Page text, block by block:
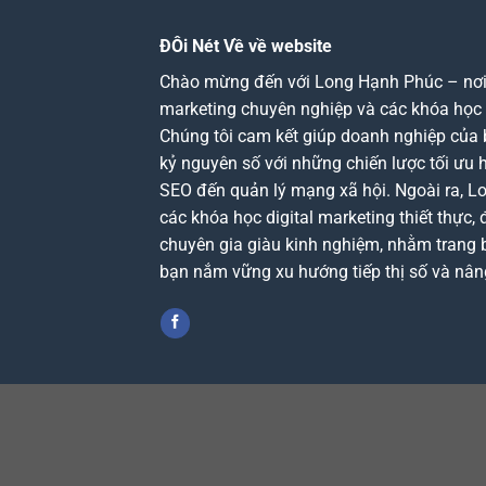
ĐÔi Nét Về về website
Chào mừng đến với Long Hạnh Phúc –
marketing chuyên nghiệp và các khóa
Chúng tôi cam kết giúp doanh nghiệp
kỷ nguyên số với những chiến lược tối ưu
SEO đến quản lý mạng xã hội. Ngoài ra,
các khóa học digital marketing thiết thực,
chuyên gia giàu kinh nghiệm, nhằm trang
bạn nắm vững xu hướng tiếp thị số và